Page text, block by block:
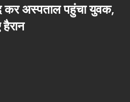
कर अस्पताल पहुंचा युवक,